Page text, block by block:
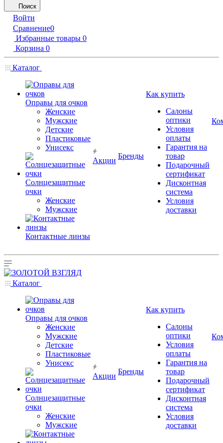
Поиск
Войти
Сравнение0
Избранные товары 0
Корзина 0
Каталог
Оправы для очков
Женские
Мужские
Детские
Пластиковые
Унисекс
Солнцезащитные
очки
Женские
Мужские
Контактные линзы
Акции
Бренды
Как купить
Салоны
оптики
Условия
оплаты
Гарантия на
товар
Подарочный
сертификат
Дисконтная
система
Условия
доставки
Каталог
Оправы для очков
Женские
Мужские
Детские
Пластиковые
Унисекс
Солнцезащитные
очки
Женские
Мужские
Акции
Бренды
Как купить
Салоны
оптики
Условия
оплаты
Гарантия на
товар
Подарочный
сертификат
Дисконтная
система
Условия
доставки